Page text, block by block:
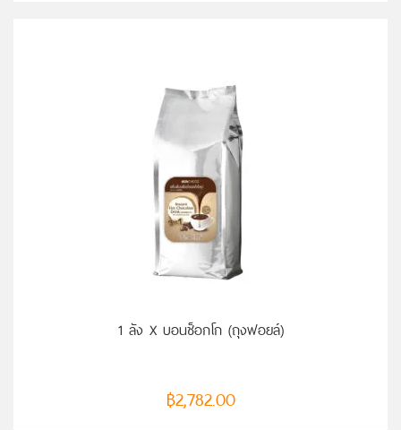
1 ลัง X บอนช็อกโก (ถุงฟอยล์)
฿2,782.00